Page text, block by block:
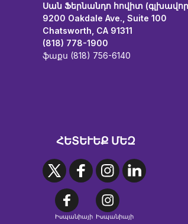
Սան Ֆերնանդո հովիտ
9200 Oakdale Ave., Suite 100
Chatsworth, CA 91311
(818) 778-1900
ֆաքս (818) 756-6140
ՀԵՏԵՒԵՔ ՄԵԶ
Իսպանիայի Իսպանիայի